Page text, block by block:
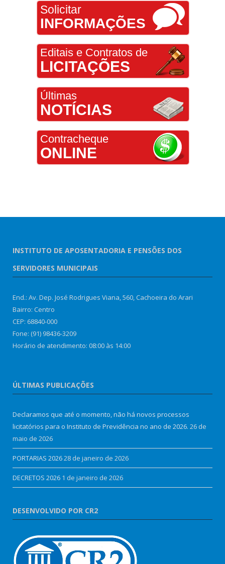
Solicitar
INFORMAÇÕES
Editais e Contratos de
LICITAÇÕES
Últimas
NOTÍCIAS
Contracheque
ONLINE
INSTITUTO DE APOSENTADORIA E PENSÕES DOS
SERVIDORES MUNICIPAIS
End.: Av. Dep. José Rodrigues Viana, 560, Cachoeira do Arari
Bairro: Centro
CEP: 68840-000
Fone: (91) 98436-3209
Horário de atendimento: 08:00 às 14:00
ÚLTIMAS PUBLICAÇÕES
Declaramos que até o momento, não há novos processos
licitatórios para o Instituto de Previdência no ano de 2026. 26 de
maio de 2026
PORTARIAS 202628 de janeiro de 2026
DECRETOS 2026 1 de janeiro de 2026
DESENVOLVIDO POR CR2